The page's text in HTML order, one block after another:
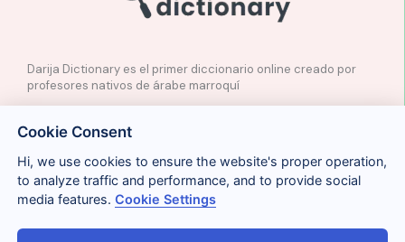
Darija Dictionary es el primer diccionario online creado por
profesores nativos de árabe marroquí
✉️ Contacto
📲Redes Sociales
🤝🏼Proponer palabras
Legal Cookies Privacidad Condiciones
Cookie Consent
Hi, we use cookies to ensure the website's proper operation,
to analyze traffic and performance, and to provide social
media features.Cookie Settings